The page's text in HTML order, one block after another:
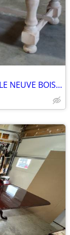
IMPRESSIONNANTE*RARE/UNIQUE TABLE NEUVE BOIS MASSIF 2" EPAISSEUR